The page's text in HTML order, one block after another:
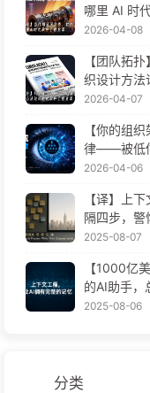
哪里 AI 时
2026-04-08
【团队拓
织设计方
2026-04-07
【你的组
律——被低
程变革——
2026-04-06
【译】上
隔四步，
慢慢学AI170
2025-08-07
【1000亿
的AI助手，
现90%性
2025-08-06
分类